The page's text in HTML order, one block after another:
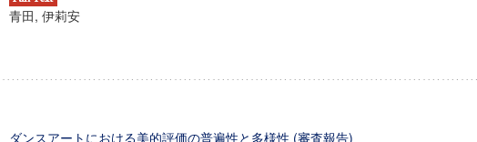
青田, 伊莉安
ダンスアートにおける美的評価の普遍性と多様性 (審査報告)